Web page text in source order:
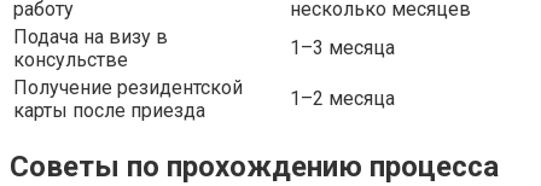
работу
несколько месяцев
Подача на визу в
консульстве
1–3 месяца
Получение резидентской
карты после приезда
1–2 месяца
Советы по прохождению процесса